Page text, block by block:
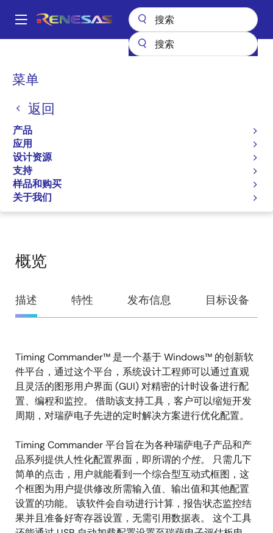
到
Main
菜单
返回
产品
应用
设计资源
支持
样品和购买
关于我们
面
屑
Timing Commander
Timing Commander
代码生成器
跳转至页面部分：
概览
概
览
描述 特性 发布信息 目标设备
描
述
Timing Commander™ 是一个基于 Windows™ 的创新软
件平台，通过这个平台，系统设计工程师可以通过直观
且灵活的图形用户界面 (GUI) 对精密的计时设备进行配
置、编程和监控。 借助该支持工具，客户可以缩短开发
周期，对瑞萨电子先进的定时解决方案进行优化配置。
Timing Commander 平台旨在为各种瑞萨电子产品和产
品系列提供人性化配置界面，即所谓的个性。 只需几下
简单的点击，用户就能看到一个综合型互动式框图，这
个框图为用户提供修改所需输入值、输出值和其他配置
设置的功能。 该软件会自动进行计算，报告状态监控结
果并且准备好寄存器设置，无需引用数据表。 这个工具